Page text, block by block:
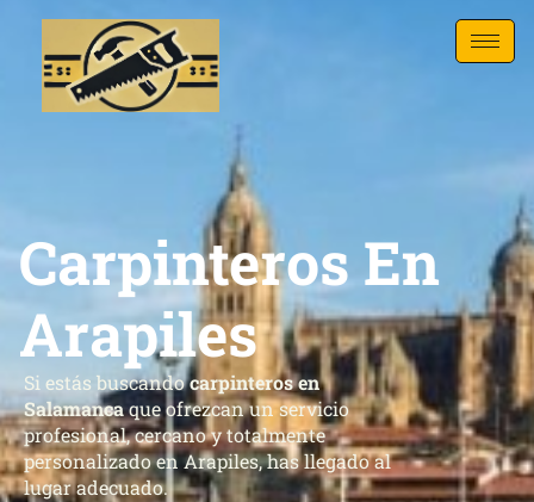
Carpinteros En
Arapiles
Si estás buscandocarpinteros en
Salamancaque ofrezcan un servicio
profesional, cercano y totalmente
personalizado en Arapiles, has llegado al
lugar adecuado.